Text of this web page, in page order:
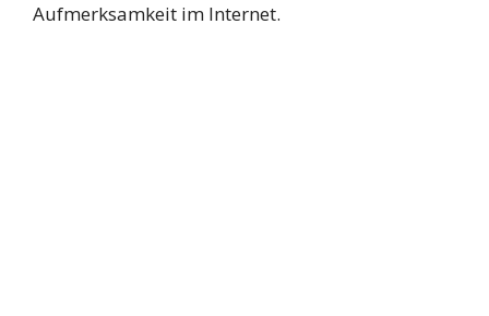
Aufmerksamkeit im Internet.